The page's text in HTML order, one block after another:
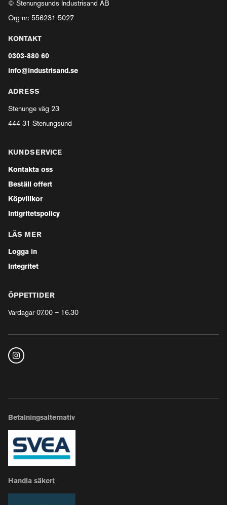
© Stenungsunds Industrisand AB
Org nr: 556231-5027
KONTAKT
0303-880 60
info@industrisand.se
ADRESS
Stenunge väg 23
444 31 Stenungsund
KUNDSERVICE
Kontakta oss
Beställ offert
Köpvillkor
Intigritetspolicy
LÄS MER
Logga in
Integritet
ÖPPETTIDER
Vardagar 07.00 – 16.30
Betalningsalternativ
Handla säkert